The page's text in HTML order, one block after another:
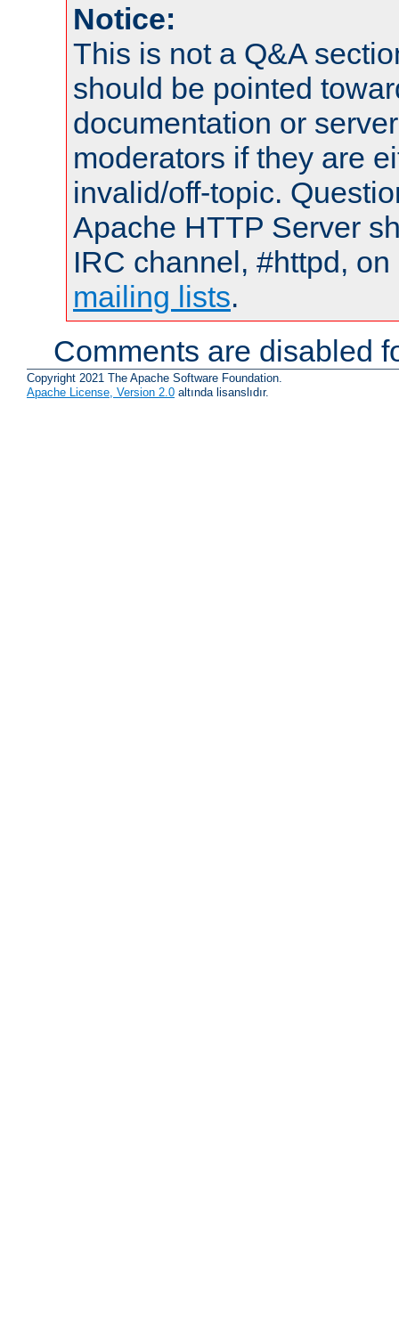
Notice:
This is not a Q&A
should be pointed
documentation or
moderators if they are
invalid/off-topic.
Apache HTTP Server
IRC channel, #httpd,
mailing lists.
Comments are disabled
Copyright 2021 The Apache Software Foundation.
Apache License, Version 2.0 altında lisanslıdır.